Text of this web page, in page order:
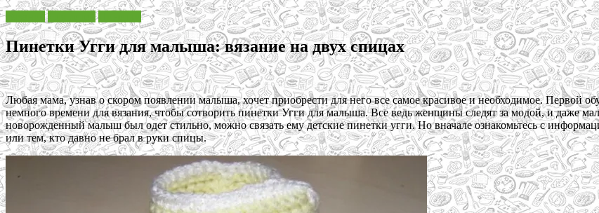
Пинетки Угги для малыша: вязание на двух спицах
Любая мама, узнав о скором появлении малыша, хочет приобрести для него все самое красивое и необходимое. Первой
немного времени для вязания, чтобы сотворить пинетки Угги для малыша. Все ведь женщины следят за модой, и даже
новорожденный малыш был одет стильно, можно связать ему детские пинетки угги. Но вначале ознакомьтесь с
или тем, кто давно не брал в руки спицы.